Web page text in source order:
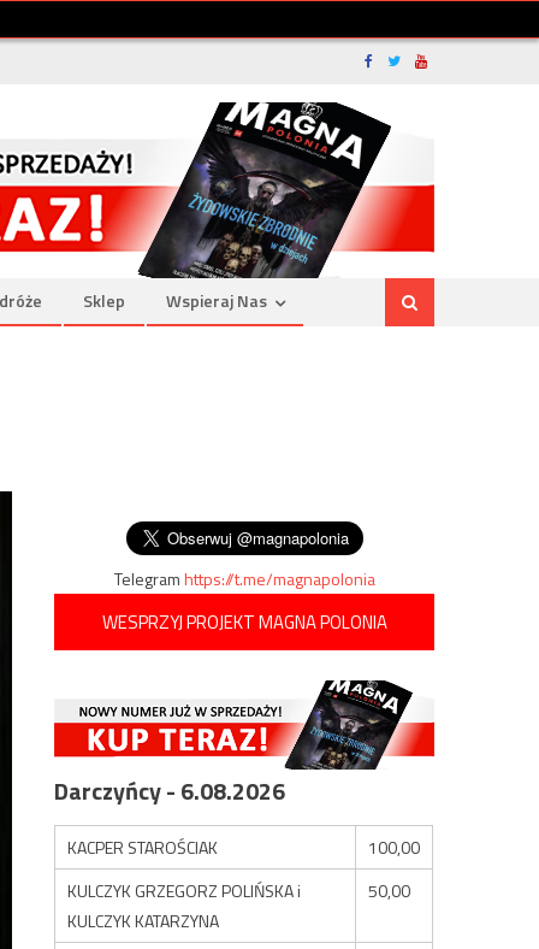
Sklep Wspieraj Nas
Telegramhttps://t.me/magnapolonia
WESPRZYJ PROJEKT MAGNA POLONIA
Darczyńcy - 6.08.2026
KACPER STAROŚCIAK
100,00
KULCZYK GRZEGORZ POLIŃSKA i
KULCZYK KATARZYNA
50,00